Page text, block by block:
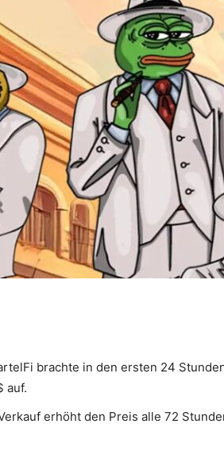
brachte in den ersten 24
auf.
erhöht den Preis alle 72